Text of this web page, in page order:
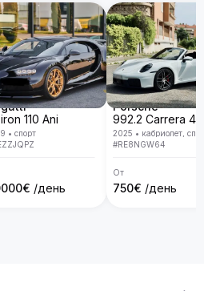
машины вашим ожиданиям.
DB9 уже сегодня!
110 Ani
• спорт
€ /день
Porsche
2025 • кабриолет,
#RE8NGW64
От
750€ /день